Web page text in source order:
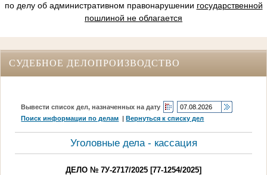
по делу об административном правонарушении государственной
пошлиной не облагается
СУДЕБНОЕ ДЕЛОПРОИЗВОДСТВО
Вывести список дел, назначенных на дату
Поиск информации по делам |Вернуться к списку дел
Уголовные дела - кассация
ДЕЛО № 7У-2717/2025 [77-1254/2025]